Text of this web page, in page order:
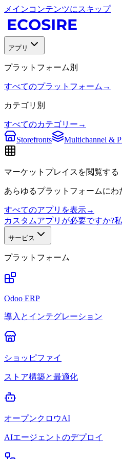
メインコンテンツにスキップ
アプリ
プラットフォーム別
すべてのプラットフォーム →
カテゴリ別
すべてのカテゴリー →
Storefronts
Multichannel &
マーケットプレイスを閲覧する
あらゆるプラットフォームに
すべてのアプリを表示→
カスタムアプリが必要ですか?
サービス
プラットフォーム
Odoo ERP
導入とインテグレーション
ショッピファイ
ストア構築と最適化
オープンクロウAI
AIエージェントのデプロイ